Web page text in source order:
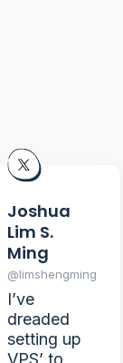
Joshua
Lim S.
Ming
@limshengming
I’ve
dreaded
setting up
VPS’ to